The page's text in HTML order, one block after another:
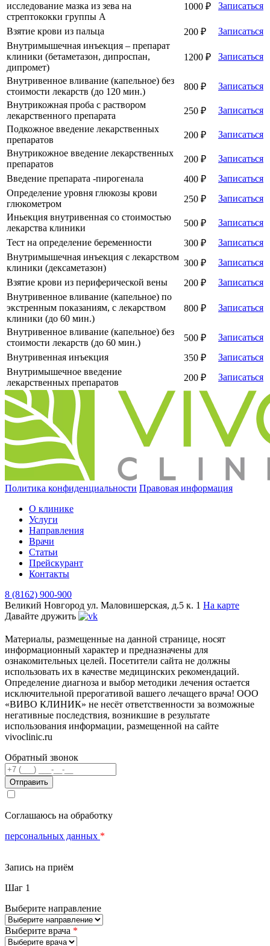
исследование мазка из зева на
стрептококки группы А
1000 ₽ Записаться
Взятие крови из пальца 200 ₽
Записаться
Внутримышечная инъекция – препарат
клиники (бетаметазон, дипроспан,
дипромет)
1200 ₽ Записаться
Внутривенное вливание (капельное) без
стоимости лекарств (до 120 мин.)
800 ₽
Записаться
Внутрикожная проба с раствором
лекарственного препарата
250 ₽
Записаться
Подкожное введение лекарственных
препаратов
200 ₽
Записаться
Внутрикожное введение лекарственных
препаратов
200 ₽
Записаться
Введение препарата -пирогенала
400 ₽
Записаться
Определение уровня глюкозы крови
глюкометром
250 ₽
Записаться
Иньекция внутривенная со стоимостью
лекарства клиники
500 ₽
Записаться
Тест на определение беременности
300 ₽
Записаться
Внутримышечная инъекция с лекарством
клиники (дексаметазон)
300 ₽
Записаться
Взятие крови из периферической вены
200 ₽
Записаться
Внутривенное вливание (капельное) по
экстренным показаниям, с лекарством
клиники (до 60 мин.)
800 ₽ Записаться
Внутривенное вливание (капельное) без
стоимости лекарств (до 60 мин.)
500 ₽
Записаться
Внутривенная инъекция
350 ₽
Записаться
Внутримышечное введение
лекарственных препаратов
200 ₽ Записаться
Политика конфиденциальности Правовая информация
О клинике
Услуги
Направления
Врачи
Статьи
Прейскурант
Контакты
8 (8162) 900-900
Великий Новгород ул. Маловишерская, д.5 к. 1 На карте
Давайте дружить
Материалы, размещенные на данной странице, носят
информационный характер и предназначены для
ознакомительных целей. Посетители сайта не должны
использовать их в качестве медицинских рекомендаций.
Определение диагноза и выбор методики лечения остается
исключительной прерогативой вашего лечащего врача! ООО
«ВИВО КЛИНИК» не несёт ответственности за возможные
негативные последствия, возникшие в результате
использования информации, размещенной на сайте
vivoclinic.ru
Обратный звонок
Телефон
Соглашаюсь на обработку
персональных данных *
Запись на приём
Шаг 1
Выберите направление
Выберите врача *